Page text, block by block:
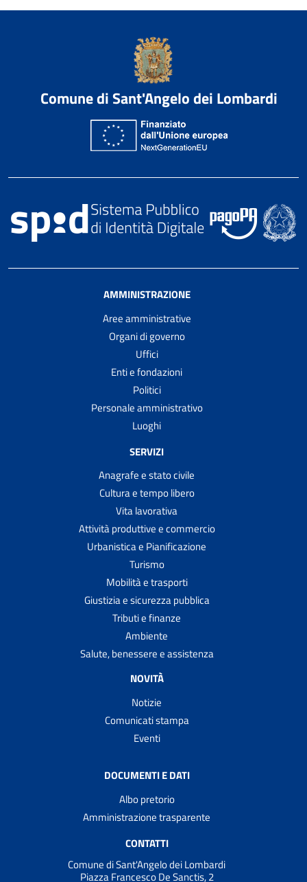
Comune di Sant'Angelo dei Lombardi
AMMINISTRAZIONE
Aree amministrative
Organi di governo
Uffici
Enti e fondazioni
Politici
Personale amministrativo
Luoghi
SERVIZI
Anagrafe e stato civile
Cultura e tempo libero
Vita lavorativa
Attività produttive e commercio
Urbanistica e Pianificazione
Turismo
Mobilità e trasporti
Giustizia e sicurezza pubblica
Tributi e finanze
Ambiente
Salute, benessere e assistenza
NOVITÀ
Notizie
Comunicati stampa
Eventi
DOCUMENTI E DATI
Albo pretorio
Amministrazione trasparente
CONTATTI
Comune di Sant'Angelo dei Lombardi
Piazza Francesco De Sanctis, 2